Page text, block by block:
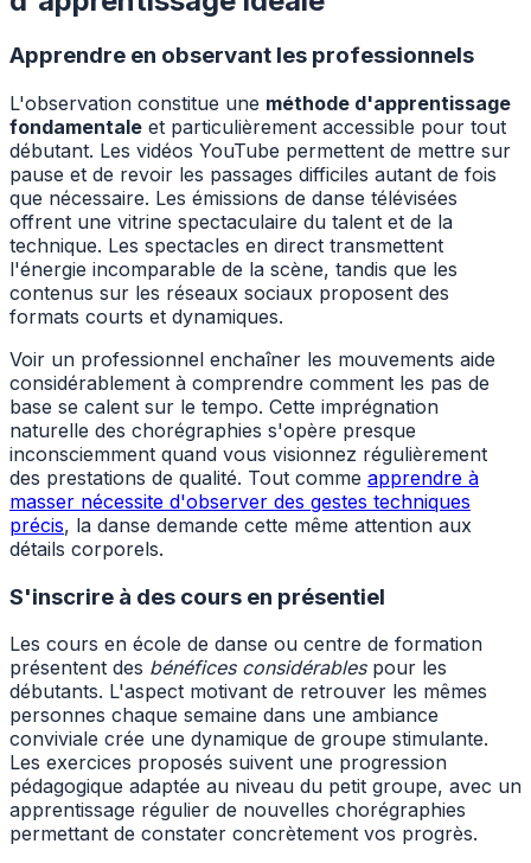
Apprendre en observant les professionnels
L'observation constitue une méthode d'apprentissage
fondamentale et particulièrement accessible pour tout
débutant. Les vidéos YouTube permettent de mettre sur
pause et de revoir les passages difficiles autant de fois
que nécessaire. Les émissions de danse télévisées
offrent une vitrine spectaculaire du talent et de la
technique. Les spectacles en direct transmettent
l'énergie incomparable de la scène, tandis que les
contenus sur les réseaux sociaux proposent des
formats courts et dynamiques.
Voir un professionnel enchaîner les mouvements aide
considérablement à comprendre comment les pas de
base se calent sur le tempo. Cette imprégnation
naturelle des chorégraphies s'opère presque
inconsciemment quand vous visionnez régulièrement
des prestations de qualité. Tout comme apprendre à
masser nécessite d'observer des gestes techniques
précis, la danse demande cette même attention aux
détails corporels.
S'inscrire à des cours en présentiel
Les cours en école de danse ou centre de formation
présentent des bénéfices considérablespour les
débutants. L'aspect motivant de retrouver les mêmes
personnes chaque semaine dans une ambiance
conviviale crée une dynamique de groupe stimulante.
Les exercices proposés suivent une progression
pédagogique adaptée au niveau du petit groupe, avec un
apprentissage régulier de nouvelles chorégraphies
permettant de constater concrètement vos progrès.